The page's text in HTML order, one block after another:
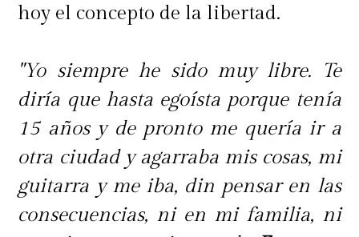
hoy el concepto de la libertad.
"Yo siempre he sido muy libre. Te
diría que hasta egoísta porque tenía
15 años y de pronto me quería ir a
otra ciudad y agarraba mis cosas, mi
guitarra y me iba, din pensar en las
consecuencias, ni en mi familia, ni